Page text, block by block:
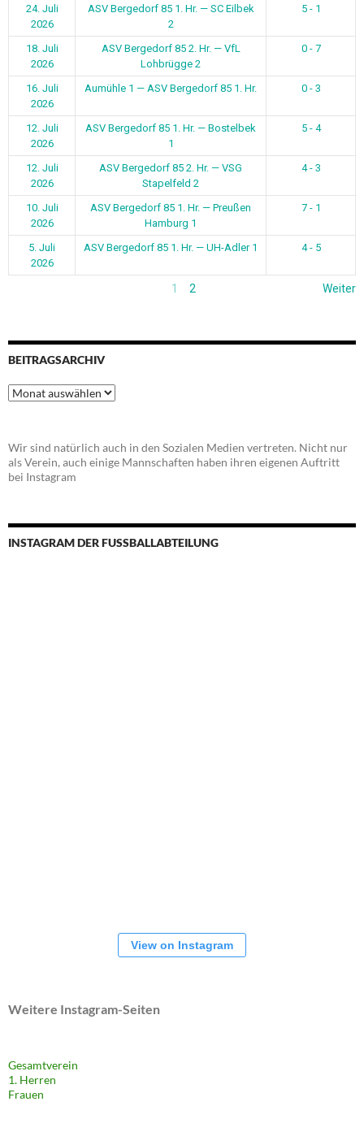
24. Juli
2026
ASV Bergedorf 85 1. Hr. — SC Eilbek
2
5 - 1
18. Juli
2026
ASV Bergedorf 85 2. Hr. — VfL
Lohbrügge 2
0 - 7
16. Juli
2026
Aumühle 1 — ASV Bergedorf 85 1. Hr. 0 - 3
12. Juli
2026
ASV Bergedorf 85 1. Hr. — Bostelbek
1
5 - 4
12. Juli
2026
ASV Bergedorf 85 2. Hr. — VSG
Stapelfeld 2
4 - 3
10. Juli
2026
ASV Bergedorf 85 1. Hr. — Preußen
Hamburg 1
7 - 1
5. Juli
2026
ASV Bergedorf 85 1. Hr. — UH-Adler 1 4 - 5
1 2 Weiter
BEITRAGSARCHIV
Beitragsarchiv
Wir sind natürlich auch in den Sozialen Medien vertreten. Nicht nur
als Verein, auch einige Mannschaften haben ihren eigenen Auftritt
bei Instagram
INSTAGRAM DER FUSSBALLABTEILUNG
View on Instagram
Weitere Instagram-Seiten
Gesamtverein
1. Herren
Frauen